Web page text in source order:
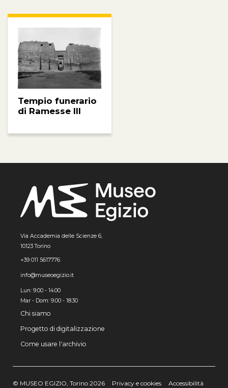
Tempio funerario
di Ramesse III
Via Accademia delle Scienze 6,
10123 Torino
+39 011 5617776
info@museoegizio.it
Lun: 9:00 - 14:00
Mar - Dom: 9.00 - 18.30
Chi siamo
Progetto di digitalizzazione
Come usare l'archivio
© MUSEO EGIZIO, Torino 2026 Privacy e cookies Accessibilità